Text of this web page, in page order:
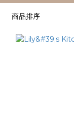
商品排序